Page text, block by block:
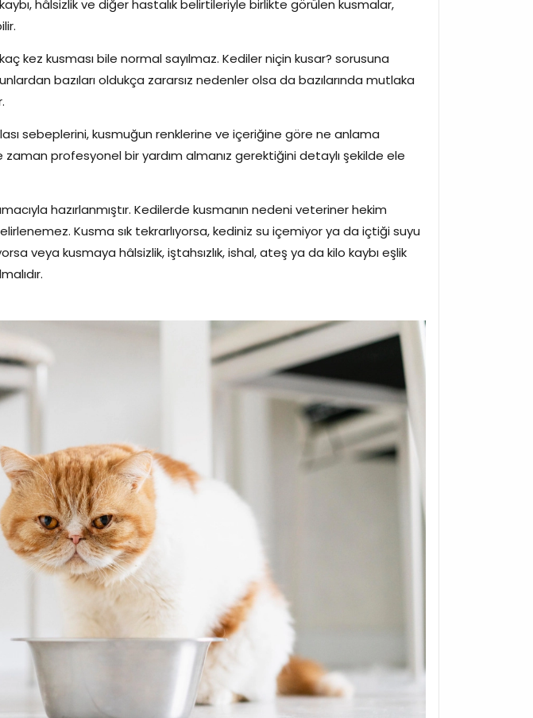
hâlsizlik ve diğer hastalık belirtileriyle birlikte görülen kusmalar,
kez kusması bile normal sayılmaz. Kediler niçin kusar? sorusuna
bazıları oldukça zararsız nedenler olsa da bazılarında mutlaka
sebeplerini, kusmuğun renklerine ve içeriğine göre ne anlama
profesyonel bir yardım almanız gerektiğini detaylı şekilde ele
hazırlanmıştır. Kedilerde kusmanın nedeni veteriner hekim
Kusma sık tekrarlıyorsa, kediniz su içemiyor ya da içtiği suyu
veya kusmaya hâlsizlik, iştahsızlık, ishal, ateş ya da kilo kaybı eşlik